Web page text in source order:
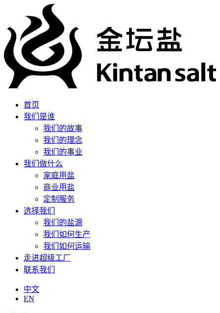
首页
我们是谁
我们的故事
我们的理念
我们的事业
我们做什么
家庭用盐
商业用盐
定制服务
选择我们
我们的盐源
我们如何生产
我们如何运输
走进超级工厂
联系我们
中文
EN